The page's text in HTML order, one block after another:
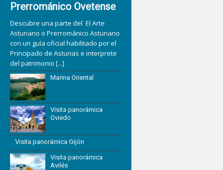
Prerrománico Ovetense
Descubre una parte del El Arte
Asturiano o Prerrománico Asturiano
con un guía oficial habilitado por el
Principado de Asturias e interprete
del patrimonio[...]
Marina Oriental
Visita panorámica
Oviedo
Visita panorámica Gijón
Visita panorámica
Avilés